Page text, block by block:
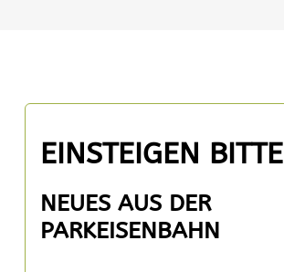
EINSTEIGEN BITTE
NEUES AUS DER
PARKEISENBAHN